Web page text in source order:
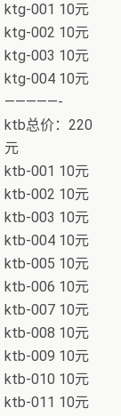
ktg-001 10元
ktg-002 10元
ktg-003 10元
ktg-004 10元
—————-
ktb总价：220
元
ktb-001 10元
ktb-002 10元
ktb-003 10元
ktb-004 10元
ktb-005 10元
ktb-006 10元
ktb-007 10元
ktb-008 10元
ktb-009 10元
ktb-010 10元
ktb-011 10元